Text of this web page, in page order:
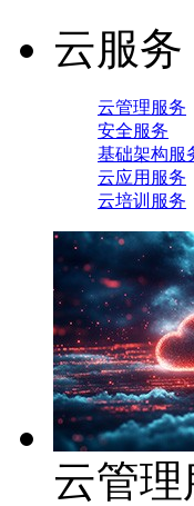
云服务
云管理服务
安全服务
基础架构服
云应用服务
云培训服务
云管理